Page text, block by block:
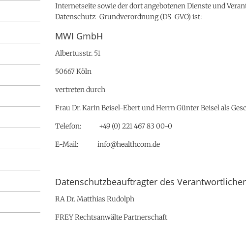
Internetseite sowie der dort angebotenen Dienste und
Datenschutz-Grundverordnung (DS-GVO) ist:
MWI GmbH
Albertusstr. 51
50667 Köln
vertreten durch
Frau Dr. Karin Beisel-Ebert und Herrn Günter Beisel als
Telefon: +49 (0) 221 467 83 00-0
E-Mail: info@healthcom.de
Datenschutzbeauftragter des
RA Dr. Matthias Rudolph
FREY Rechtsanwälte Partnerschaft